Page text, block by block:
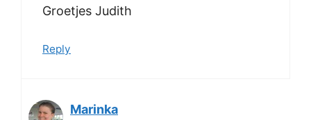
Groetjes Judith
Reply
Marinka